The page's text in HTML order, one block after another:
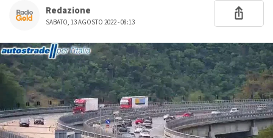
Redazione
SABATO, 13 AGOSTO 2022 - 08:13